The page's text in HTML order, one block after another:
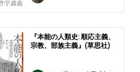
『本能の人類史: 順応主義、
宗教、部族主義』(草思社)